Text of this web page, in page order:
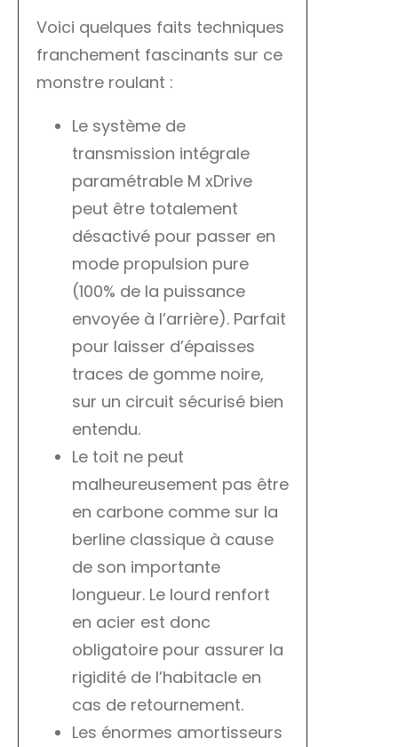
Voici quelques faits techniques
franchement fascinants sur ce
monstre roulant :
Le système de
transmission intégrale
paramétrable M xDrive
peut être totalement
désactivé pour passer en
mode propulsion pure
(100% de la puissance
envoyée à l’arrière). Parfait
pour laisser d’épaisses
traces de gomme noire,
sur un circuit sécurisé bien
entendu.
Le toit ne peut
malheureusement pas être
en carbone comme sur la
berline classique à cause
de son importante
longueur. Le lourd renfort
en acier est donc
obligatoire pour assurer la
rigidité de l’habitacle en
cas de retournement.
Les énormes amortisseurs